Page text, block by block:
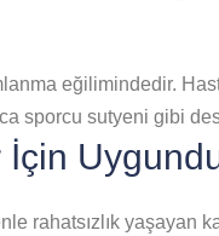
eğilimindedir.
sporcu sutyeni gibi
rahatsızlık yaşayan